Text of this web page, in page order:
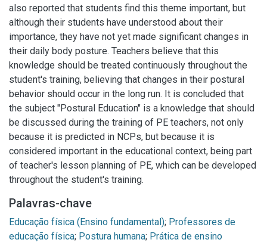
also reported that students find this theme important, but
although their students have understood about their
importance, they have not yet made significant changes in
their daily body posture. Teachers believe that this
knowledge should be treated continuously throughout the
student's training, believing that changes in their postural
behavior should occur in the long run. It is concluded that
the subject "Postural Education" is a knowledge that should
be discussed during the training of PE teachers, not only
because it is predicted in NCPs, but because it is
considered important in the educational context, being part
of teacher's lesson planning of PE, which can be developed
throughout the student's training.
Palavras-chave
Educação física (Ensino fundamental); Professores de
educação física; Postura humana; Prática de ensino